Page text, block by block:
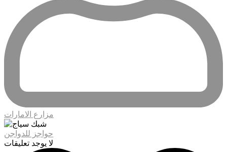
مزارع الامارات
حواجز للدواجن
لا يوجد تعليقات